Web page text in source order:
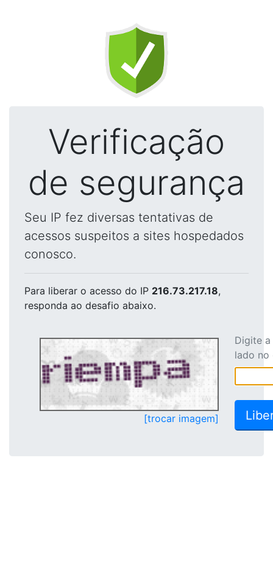
Verificação
de segurança
Seu IP fez diversas tentativas de
acessos suspeitos a sites hospedados
conosco.
Para liberar o acesso do IP 216.73.217.18,
responda ao desafio abaixo.
[trocar imagem]
Digite
lado no